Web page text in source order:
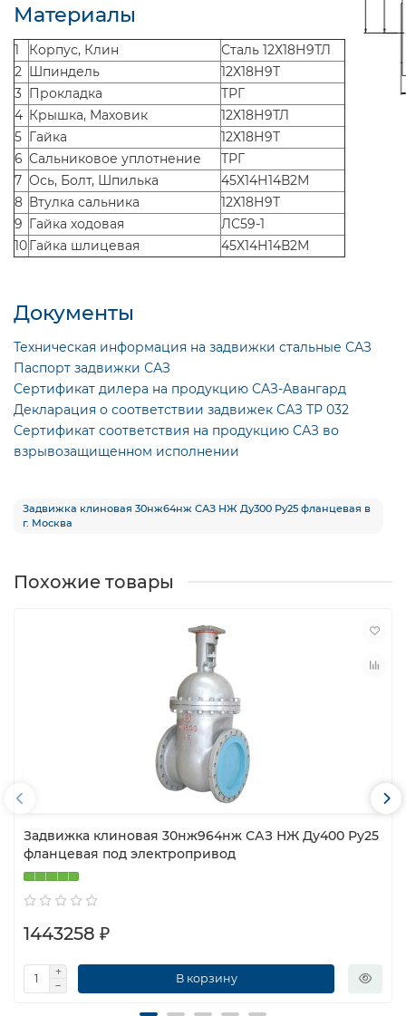
Материалы
1 Корпус, Клин
Сталь 12Х18Н9ТЛ
2 Шпиндель
12Х18Н9Т
3 Прокладка
ТРГ
4 Крышка, Маховик
12Х18Н9ТЛ
5 Гайка
12Х18Н9Т
6 Сальниковое уплотнение
ТРГ
7 Ось, Болт, Шпилька
45Х14Н14В2М
8 Втулка сальника
12Х18Н9Т
9 Гайка ходовая
ЛС59-1
10Гайка шлицевая 45Х14Н14В2М
Документы
Техническая информация на задвижки стальные САЗ
Паспорт задвижки САЗ
Сертификат дилера на продукцию САЗ-Авангард
Декларация о соответствии задвижек САЗ ТР 032
Сертификат соответствия на продукцию САЗ во
взрывозащищенном исполнении
Задвижка клиновая 30нж64нж САЗ НЖ Ду300 Ру25 фланцевая в
г. Москва
Похожие товары
Задвижка клиновая 30нж964нж САЗ НЖ Ду400 Ру25
фланцевая под электропривод
1443258 ₽
В корзину